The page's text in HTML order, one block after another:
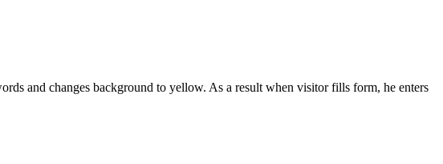
and changes background to yellow. As a result when visitor fills form, he enters